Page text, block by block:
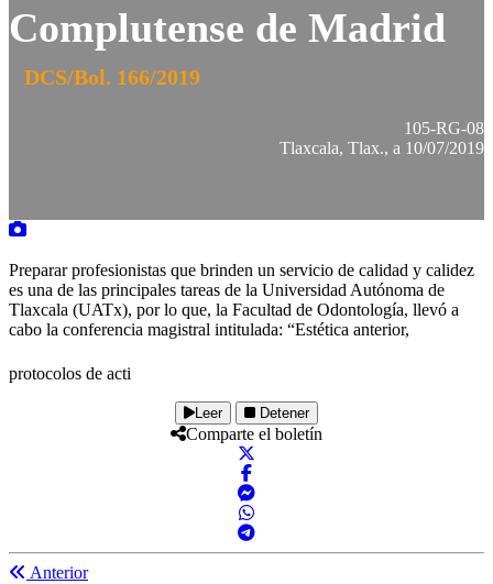
Complutense de Madrid
DCS/Bol. 166/2019
105-RG-08
Tlaxcala, Tlax., a 10/07/2019
Preparar profesionistas que brinden un servicio de calidad y calidez
es una de las principales tareas de la Universidad Autónoma de
Tlaxcala (UATx), por lo que, la Facultad de Odontología, llevó a
cabo la conferencia magistral intitulada: “Estética anterior,
protocolos de acti
Leer Detener
Comparte el boletín
Anterior